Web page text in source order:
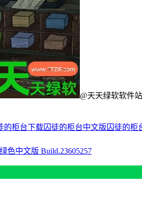
@天天绿软软件
的柜台下载囚徒的柜台中文版 囚徒的柜
色中文版 Build.23605257